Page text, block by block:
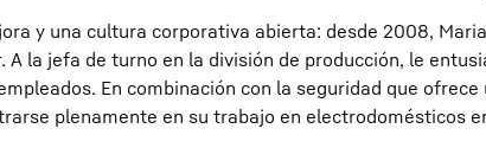
y una cultura corporativa abierta: desde 2008,
A la jefa de turno en la división de producción, le
En combinación con la seguridad que
plenamente en su trabajo en electrodomésticos